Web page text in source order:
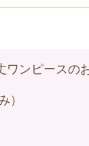
ワンピースの
）